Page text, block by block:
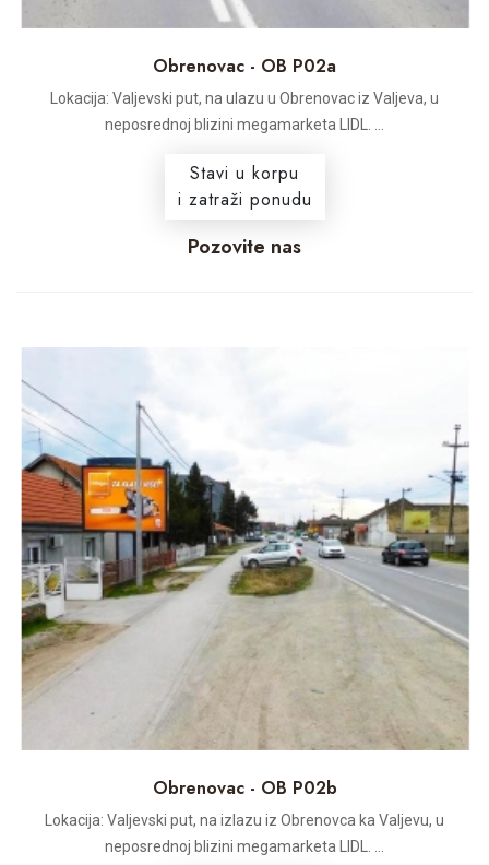
Obrenovac - OB P02a
Lokacija: Valjevski put, na ulazu u Obrenovac iz Valjeva, u
neposrednoj blizini megamarketa LIDL. ...
Stavi u korpu
i zatraži ponudu
Pozovite nas
Obrenovac - OB P02b
Lokacija: Valjevski put, na izlazu iz Obrenovca ka Valjevu, u
neposrednoj blizini megamarketa LIDL. ...